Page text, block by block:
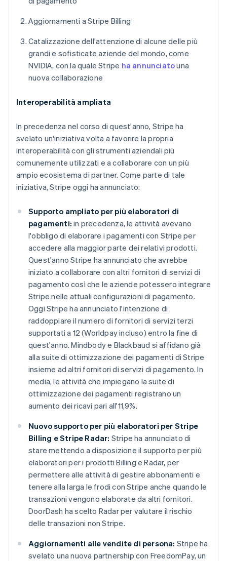
Aggiornamenti a Stripe Billing
Catalizzazione dell'attenzione di alcune delle più
grandi e sofisticate aziende del mondo, come
NVIDIA, con la quale Stripe ha annunciatouna
nuova collaborazione
Interoperabilità ampliata
In precedenza nel corso di quest'anno, Stripe ha
svelato un'iniziativa volta a favorire la propria
interoperabilità con gli strumenti aziendali più
comunemente utilizzati e a collaborare con un più
ampio ecosistema di partner. Come parte di tale
iniziativa, Stripe oggi ha annunciato:
Supporto ampliato per più elaboratori di
pagamenti: in precedenza, le attività avevano
l'obbligo di elaborare i pagamenti con Stripe per
accedere alla maggior parte dei relativi prodotti.
Quest'anno Stripe ha annunciato che avrebbe
iniziato a collaborare con altri fornitori di servizi di
pagamento così che le aziende potessero integrare
Stripe nelle attuali configurazioni di pagamento.
Oggi Stripe ha annunciato l'intenzione di
raddoppiare il numero di fornitori di servizi terzi
supportati a 12 (Worldpay incluso) entro la fine di
quest'anno. Mindbody e Blackbaud si affidano già
alla suite di ottimizzazione dei pagamenti di Stripe
insieme ad altri fornitori di servizi di pagamento. In
media, le attività che impiegano la suite di
ottimizzazione dei pagamenti registrano un
aumento dei ricavi pari all'11,9%.
Nuovo supporto per più elaboratori per Stripe
Billing e Stripe Radar: Stripe ha annunciato di
stare mettendo a disposizione il supporto per più
elaboratori per i prodotti Billing e Radar, per
permettere alle attività di gestire abbonamenti e
tenere alla larga le frodi con Stripe anche quando le
transazioni vengono elaborate da altri fornitori.
DoorDash ha scelto Radar per valutare il rischio
delle transazioni non Stripe.
Aggiornamenti alle vendite di persona: Stripe ha
svelato una nuova partnership con FreedomPay, un